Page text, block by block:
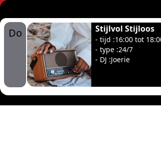
Do
Stijlvol Stijloos
- tijd :16:00 tot
- type :24/7
- DJ :Joerie